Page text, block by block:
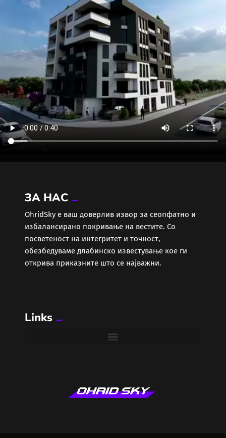
ЗА НАС
ОhridSky е ваш доверлив извор за сеопфатно и
избалансирано покривање на вестите. Со
посветеност на интегритет и точност,
обезбедуваме длабинско известување кое ги
открива приказните што се најважни.
Links